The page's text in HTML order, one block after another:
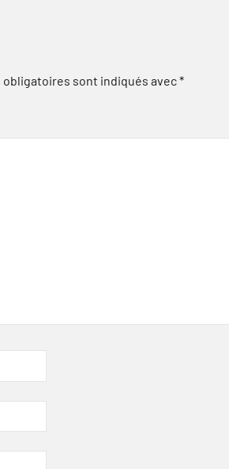
obligatoires sont indiqués avec*